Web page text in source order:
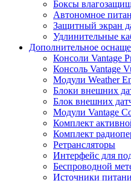
Боксы
Автономное
Защитный экран
Удлинительные
Дополнительное
Консоли Vantage
Консоль Vantage
Модули Weather
Блоки внешних
Блок внешних
Модули Vantage
Комплект
Комплект
Ретрансляторы
Интерфейс для
Беспроводной
Источники